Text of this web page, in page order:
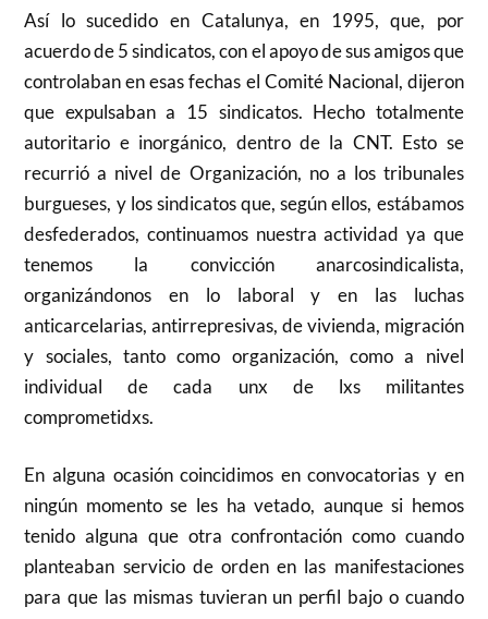
Así lo sucedido en Catalunya, en 1995, que, por
acuerdo de 5 sindicatos, con el apoyo de sus amigos que
controlaban en esas fechas el Comité Nacional, dijeron
que expulsaban a 15 sindicatos. Hecho totalmente
autoritario e inorgánico, dentro de la CNT. Esto se
recurrió a nivel de Organización, no a los tribunales
burgueses, y los sindicatos que, según ellos, estábamos
desfederados, continuamos nuestra actividad ya que
tenemos la convicción anarcosindicalista,
organizándonos en lo laboral y en las luchas
anticarcelarias, antirrepresivas, de vivienda, migración
y sociales, tanto como organización, como a nivel
individual de cada unx de lxs militantes
comprometidxs.
En alguna ocasión coincidimos en convocatorias y en
ningún momento se les ha vetado, aunque si hemos
tenido alguna que otra confrontación como cuando
planteaban servicio de orden en las manifestaciones
para que las mismas tuvieran un perfil bajo o cuando